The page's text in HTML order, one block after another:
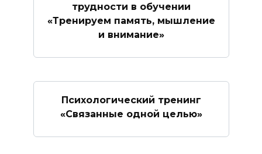
трудности в обучении
«Тренируем память, мышление
и внимание»
Психологический тренинг
«Связанные одной целью»